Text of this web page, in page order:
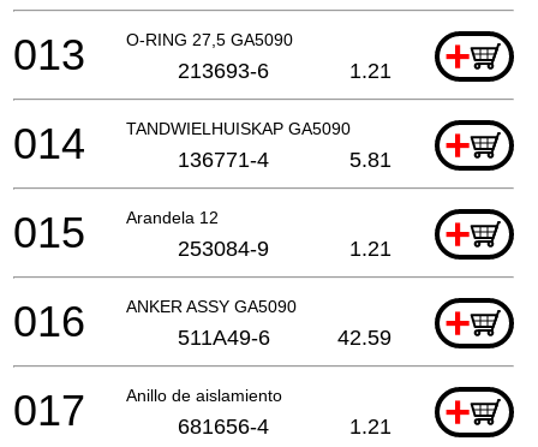
O-RING 27,5 GA5090 +
013 213693-6 1.21
TANDWIELHUISKAP GA5090 +
014 136771-4 5.81
Arandela 12 +
015 253084-9 1.21
ANKER ASSY GA5090 +
016 511A49-6 42.59
Anillo de aislamiento +
017 681656-4 1.21